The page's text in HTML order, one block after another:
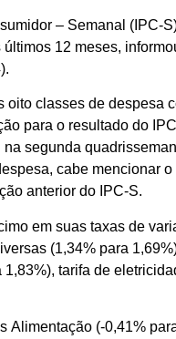
– Semanal (IPC-
12 meses,
oito classes de despesa
para o resultado do
segunda
cabe mencionar
anterior do IPC-S.
em suas taxas de
(1,34% para
tarifa de
Alimentação (-0,41%